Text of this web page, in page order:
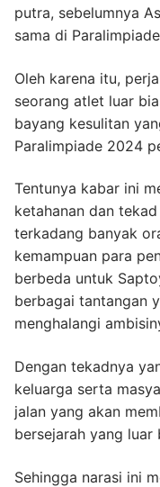
putra, sebelumnya
sama di
Oleh karena itu,
seorang atlet luar
bayang kesulitan
Paralimpiade 2024
Tentunya kabar ini
ketahanan dan
terkadang banyak
kemampuan para
berbeda untuk
berbagai tantangan
menghalangi
Dengan tekadnya
keluarga serta
jalan yang akan
bersejarah yang luar
Sehingga narasi ini